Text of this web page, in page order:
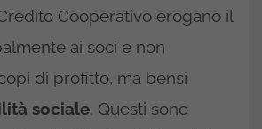
Cooperativo erogano il
ai soci e non
di profitto, ma bensì
sociale. Questi sono